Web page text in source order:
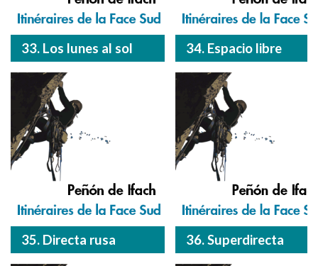
33. Los lunes al sol 34. Espacio libre
35. Directa rusa 36. Superdirecta